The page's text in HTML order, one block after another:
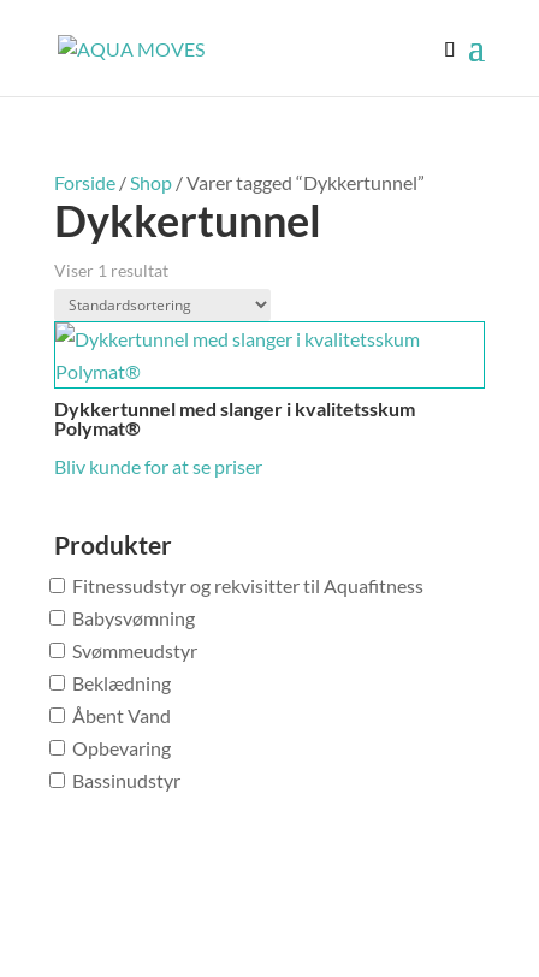
Forside/Shop/ Varer tagged “Dykkertunnel”
Dykkertunnel
Viser 1 resultat
Dykkertunnel med slanger i kvalitetsskum
Polymat®
Bliv kunde for at se priser
Produkter
Fitnessudstyr og rekvisitter til Aquafitness
Babysvømning
Svømmeudstyr
Beklædning
Åbent Vand
Opbevaring
Bassinudstyr